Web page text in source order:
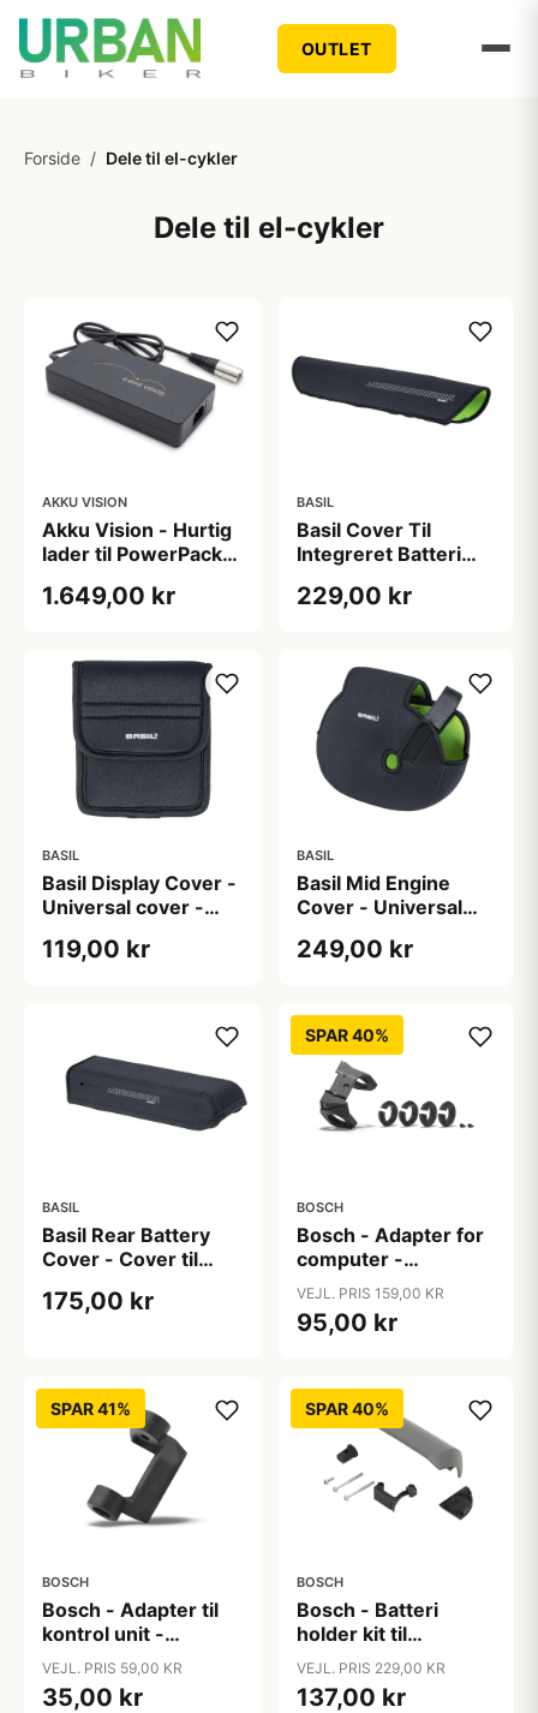
OUTLET
Forside / Dele til el-cykler
Dele til el-cykler
AKKU VISION
Akku Vision - Hurtig
lader til PowerPacks
1.649,00 kr
BASIL
Basil Cover Til
Integreret Batteri
229,00 kr
BASIL
Basil Display Cover -
Universal cover -
119,00 kr
BASIL
Basil Mid Engine
Cover - Universal
centermotor - Black
249,00 kr
BASIL
Basil Rear Battery
Cover - Cover til
batteri - Black
175,00 kr
SPAR 40%
BOSCH
Bosch - Adapter for
computer -
COBI.Bike standard
VEJL. PRIS 159,00 KR
95,00 kr
SPAR 41%
BOSCH
Bosch - Adapter til
kontrol unit -
COBI.Bike standard
cykler med racerstyr
VEJL. PRIS 59,00 KR
35,00 kr
SPAR 40%
BOSCH
Bosch - Batteri
holder kit til
bagagebærer med
batteri platinum
VEJL. PRIS 229,00 KR
137,00 kr